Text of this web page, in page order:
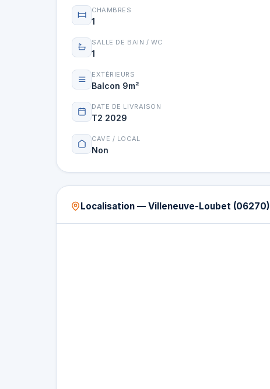
CHAMBRES
1
SALLE DE BAIN / WC
1
EXTÉRIEURS
Balcon 9m²
DATE DE LIVRAISON
T2 2029
CAVE / LOCAL
Non
Localisation — Villeneuve-Loubet (06270)